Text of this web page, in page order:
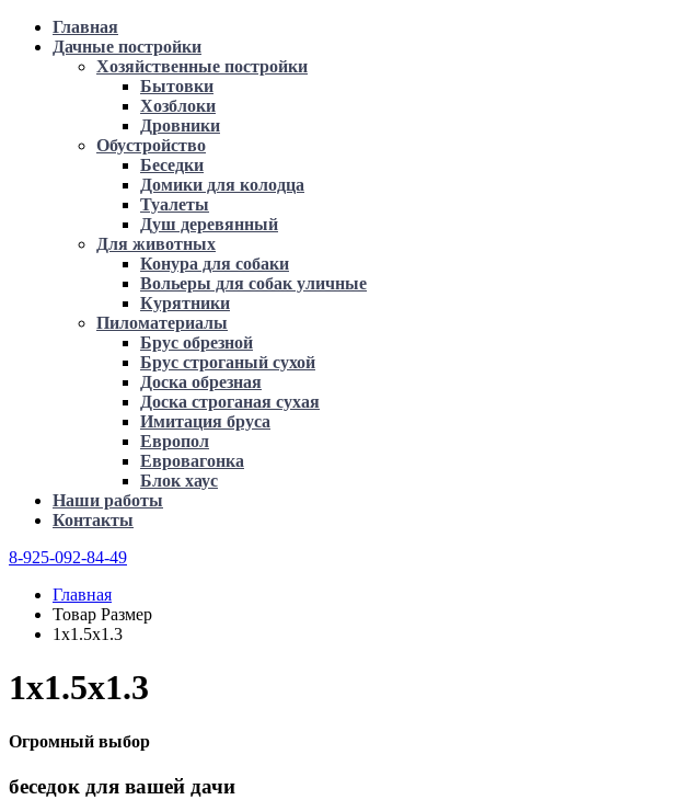
Главная
Дачные постройки
Хозяйственные постройки
Бытовки
Хозблоки
Дровники
Обустройство
Беседки
Домики для колодца
Туалеты
Душ деревянный
Для животных
Конура для собаки
Вольеры для собак уличные
Курятники
Пиломатериалы
Брус обрезной
Брус строганый сухой
Доска обрезная
Доска строганая сухая
Имитация бруса
Европол
Евровагонка
Блок хаус
Наши работы
Контакты
8-925-092-84-49
Главная
Товар Размер
1х1.5х1.3
1х1.5х1.3
Огромный выбор
беседок для вашей дачи